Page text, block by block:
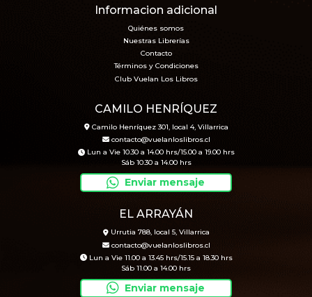
Informacion adicional
Quiénes somos
Nuestras Librerías
Contacto
Términos y Condiciones
Club Vuelan Los Libros
CAMILO HENRÍQUEZ
Camilo Henríquez 301, local 4, Villarrica
contacto@vuelanloslibros.cl
Lun a Vie 10.30 a 14.00 hrs/15.00 a 19.00 hrs
Sáb 10.30 a 14.00 hrs
Enviar mensaje
EL ARRAYÁN
Urrutia 788, local 5, Villarrica
contacto@vuelanloslibros.cl
Lun a Vie 11.00 a 13.45 hrs/15.15 a 18.30 hrs
Sáb 11.00 a 14.00 hrs
Enviar mensaje